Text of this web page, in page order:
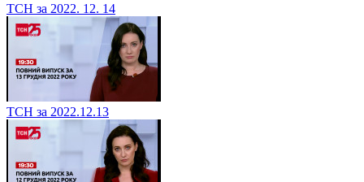
ТСН за 2022. 12. 14
ТСН за 2022.12.13